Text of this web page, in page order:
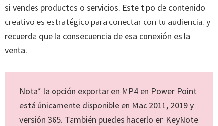
si vendes productos o servicios. Este tipo de contenido
creativo es estratégico para conectar con tu audiencia. y
recuerda que la consecuencia de esa conexión es la
venta.
Nota* la opción exportar en MP4 en Power Point
está únicamente disponible en Mac 2011, 2019 y
versión 365. También puedes hacerlo en KeyNote